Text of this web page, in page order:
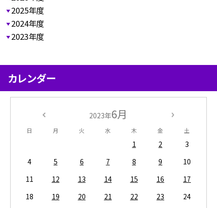
2025年度
2024年度
2023年度
カレンダー
2023年6月
日 月 火 水 木 金 土
1 2
3
4
5 6 7 8 9
10
11
12 13 14 15 16
17
18
19 20 21 22 23
24